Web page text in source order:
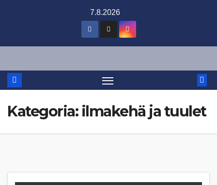
7.8.2026
Kategoria: ilmakehä ja tuulet